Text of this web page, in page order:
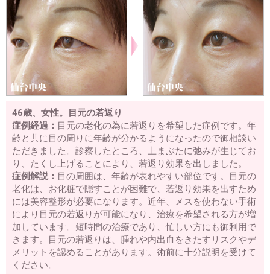
46歳、女性。目元の若返り
症例経過： 目元の老化の為に若返りを希望した症例です。年
齢と共に目の周りに年齢が分かるようになったので御相談い
ただきました。診察したところ、上まぶたに弛みが生じてお
り、たくし上げることにより、若返り効果を出しました。
症例解説： 目の周囲は、年齢が表れやすい部位です。目元の
老化は、お化粧で隠すことが困難で、若返り効果を出すため
には美容整形が必要になります。近年、メスを使わない手術
により目元の若返りが可能になり、治療を希望される方が増
加しています。短時間の治療であり、忙しい方にも御利用で
きます。目元の若返りは、腫れや内出血をきたすリスクやデ
メリットを認めることがあります。術前に十分説明を受けて
ください。